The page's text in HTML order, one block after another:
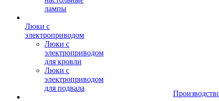
лампы
Люки с
электроприводом
Люки с
электроприводом
для кровли
Люки с
электроприводом
для подвала